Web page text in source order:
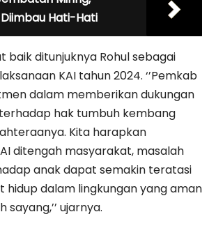
Hati-Hati
baik ditunjuknya Rohul sebagai
KAI tahun 2024. ‘’Pemkab
dalam memberikan dukungan
hak tumbuh kembang
Kita harapkan
ditengah masyarakat, masalah
anak dapat semakin teratasi
hidup dalam lingkungan yang aman
sayang,’’ ujarnya.